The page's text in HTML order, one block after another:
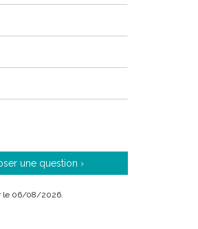
une question ›
le 06/08/2026.